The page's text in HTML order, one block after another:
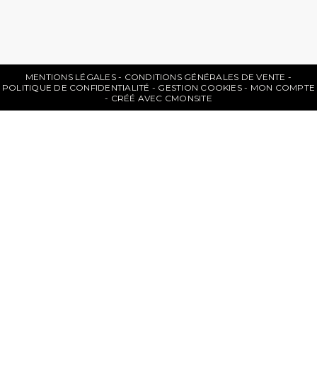
MENTIONS LÉGALES
CONDITIONS GÉNÉRALES DE VENTE
POLITIQUE DE CONFIDENTIALITÉ
GESTION COOKIES
MON COMPTE
CRÉÉ AVEC CMONSITE